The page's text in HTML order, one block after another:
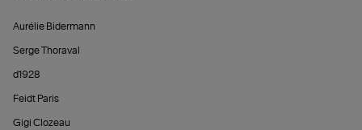
Aurélie Bidermann
Serge Thoraval
d1928
Feidt Paris
Gigi Clozeau